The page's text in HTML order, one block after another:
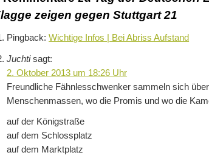
zeigen gegen Stuttgart 21
Pingback:Wichtige Infos | Bei Abriss Aufstand
Juchti sagt:
2. Oktober 2013 um 18:26 Uhr
Freundliche Fähnlesschwenker sammeln sich
Menschenmassen, wo die Promis und wo die
auf der Königstraße
auf dem Schlossplatz
auf dem Marktplatz